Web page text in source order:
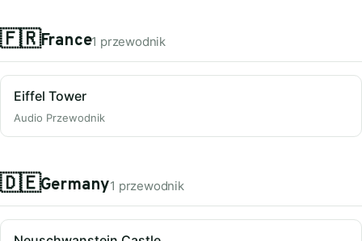
🇫🇷France1 przewodnik
Eiffel Tower
Audio Przewodnik
🇩🇪Germany1 przewodnik